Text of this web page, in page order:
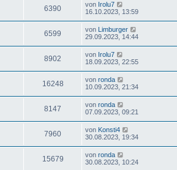
6390 von Irolu7
16.10.2023, 13:59
6599 von Limburger
29.09.2023, 14:44
8902 von Irolu7
18.09.2023, 22:55
16248 von ronda
10.09.2023, 21:34
8147 von ronda
07.09.2023, 09:21
7960 von Konsti4
30.08.2023, 19:34
15679 von ronda
30.08.2023, 10:24